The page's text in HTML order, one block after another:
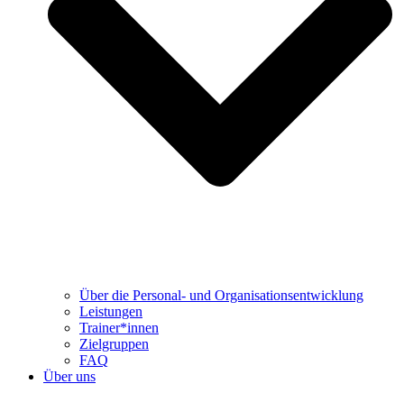
Über die Personal- und Organisationsentwicklung
Leistungen
Trainer*innen
Zielgruppen
FAQ
Über uns